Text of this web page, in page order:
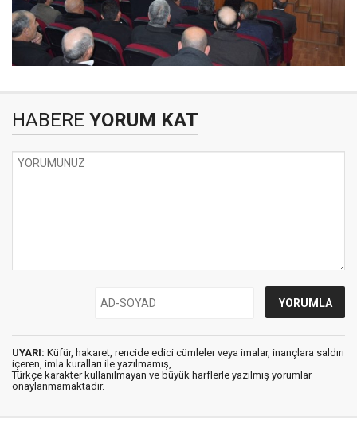
HABERE YORUM KAT
UYARI: Küfür, hakaret, rencide edici cümleler veya imalar, inançlara saldırı
içeren, imla kuralları ile yazılmamış,
Türkçe karakter kullanılmayan ve büyük harflerle yazılmış yorumlar
onaylanmamaktadır.